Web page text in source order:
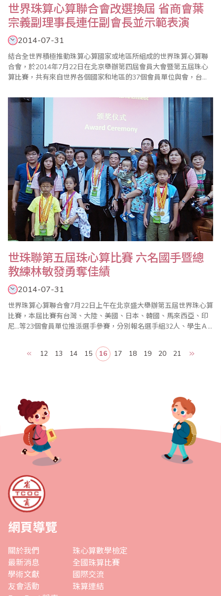
世界珠算心算聯合會改選換屆 省商會葉
宗義副理事長連任副會長並示範表演
2014-07-31
結合全世界積極推動珠算心算國家或地區所組成的世界珠算心算聯
合會，於2014年7月22日在北京舉辦第四屆會員大會暨第五屆珠心
算比賽，共有來自世界各個國家和地區的37個會員單位與會，台灣
長、台北市珠算心算學會楊程焰理事長、桃園縣多元教育發展協會
施美鈴理事長等出席，以及林敏發、陳賀斌、蔡雅秋等老師與會。
本次大會由於去年（2013）12月聯合國教科文..
世珠聯第五屆珠心算比賽 六名國手暨總
教練林敏發勇奪佳績
2014-07-31
世界珠算心算聯合會7月22日上午在北京盛大舉辦第五屆世界珠心算
比賽，本屆比賽有台灣、大陸、美國、日本、韓國、馬來西亞、印
尼…等23個會員單位推派選手參賽，分別報名選手組32人、學生Ａ
Ａ組3人組成代表隊，由葉宗義副理事長擔任領隊，林敏發老師擔任
總教練，施美鈴老師亦推派選手參加，與其他代表隊同場競技，爭
12 13 14 15 16 17 18 19 20 21
網頁導覽
關於我們
最新消息
學術文獻
友會活動
珠心算數學檢定
全國珠算比賽
國際交流
珠算連結